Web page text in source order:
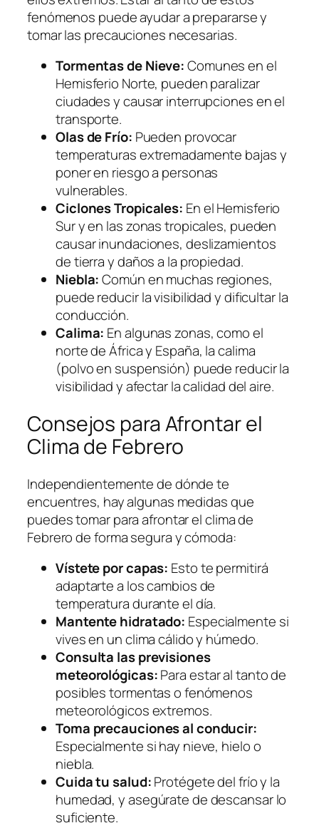
fenómenos puede ayudar a prepararse y
tomar las precauciones necesarias.
Tormentas de Nieve:Comunes en el
Hemisferio Norte, pueden paralizar
ciudades y causar interrupciones en el
transporte.
Olas de Frío: Pueden provocar
temperaturas extremadamente bajas y
poner en riesgo a personas
vulnerables.
Ciclones Tropicales: En el Hemisferio
Sur y en las zonas tropicales, pueden
causar inundaciones, deslizamientos
de tierra y daños a la propiedad.
Niebla:Común en muchas regiones,
puede reducir la visibilidad y dificultar la
conducción.
Calima: En algunas zonas, como el
norte de África y España, la calima
(polvo en suspensión) puede reducir la
visibilidad y afectar la calidad del aire.
Consejos para Afrontar el
Clima de Febrero
Independientemente de dónde te
encuentres, hay algunas medidas que
puedes tomar para afrontar el clima de
Febrero de forma segura y cómoda:
Vístete por capas: Esto te permitirá
adaptarte a los cambios de
temperatura durante el día.
Mantente hidratado: Especialmente si
vives en un clima cálido y húmedo.
Consulta las previsiones
meteorológicas:Para estar al tanto de
posibles tormentas o fenómenos
meteorológicos extremos.
Toma precauciones al conducir:
Especialmente si hay nieve, hielo o
niebla.
Cuida tu salud:Protégete del frío y la
humedad, y asegúrate de descansar lo
suficiente.